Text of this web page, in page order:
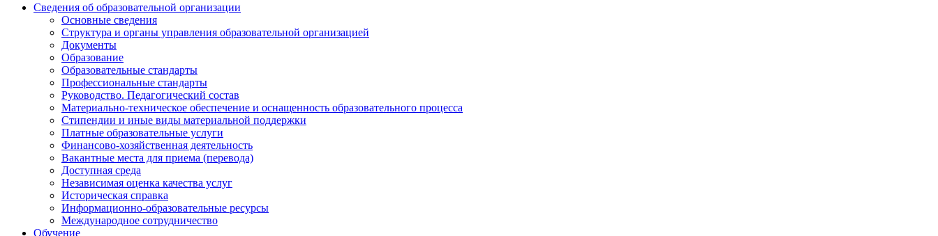
Сведения об образовательной организации
Основные сведения
Структура и органы управления образовательной организацией
Документы
Образование
Образовательные стандарты
Профессиональные стандарты
Руководство. Педагогический состав
Материально-техническое обеспечение и оснащенность образовательного процесса
Стипендии и иные виды материальной поддержки
Платные образовательные услуги
Финансово-хозяйственная деятельность
Вакантные места для приема (перевода)
Доступная среда
Независимая оценка качества услуг
Историческая справка
Информационно-образовательные ресурсы
Международное сотрудничество
Обучение